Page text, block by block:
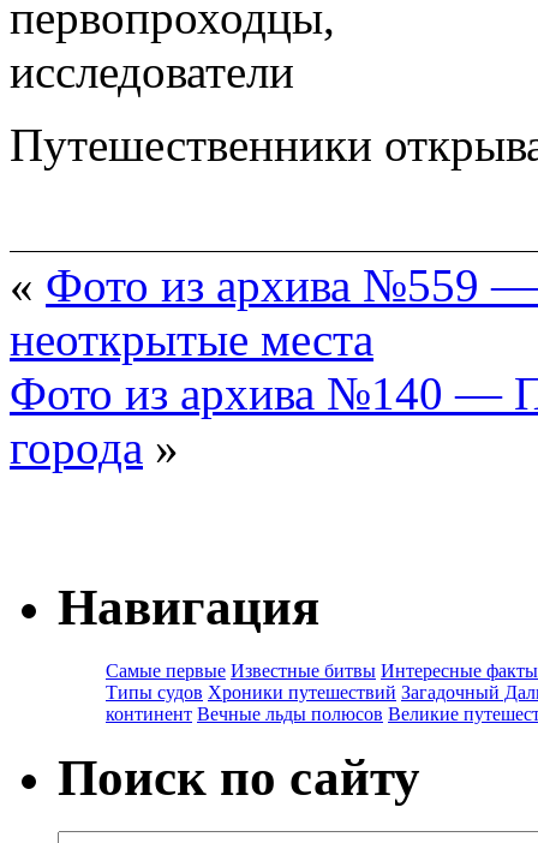
Путешественники
« Фото из архива №559 —
неоткрытые места
Фото из архива №140 —
города »
Навигация
Самые первые Известные битвы Интересные факты
Типы судов Хроники путешествий Загадочный
континент Вечные льды полюсов Великие
Поиск по сайту